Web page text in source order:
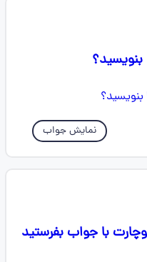
نمایش جواب
با جواب بفرستید